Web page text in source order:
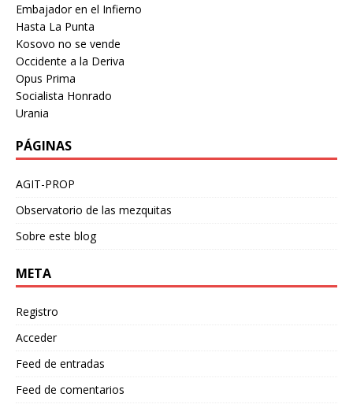
Embajador en el Infierno
Hasta La Punta
Kosovo no se vende
Occidente a la Deriva
Opus Prima
Socialista Honrado
Urania
PÁGINAS
AGIT-PROP
Observatorio de las mezquitas
Sobre este blog
META
Registro
Acceder
Feed de entradas
Feed de comentarios